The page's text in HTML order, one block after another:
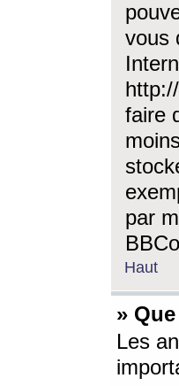
vous
faire
par
Haut
»
Les